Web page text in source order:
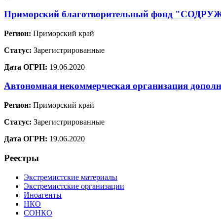
Приморский благотворительный фонд
Регион: Приморский край
Статус: Зарегистрированные
Дата ОГРН: 19.06.2020
Автономная некоммерческая организация
Регион: Приморский край
Статус: Зарегистрированные
Дата ОГРН: 19.06.2020
Реестры
Экстремистские материалы
Экстремистские организации
Иноагенты
НКО
СОНКО